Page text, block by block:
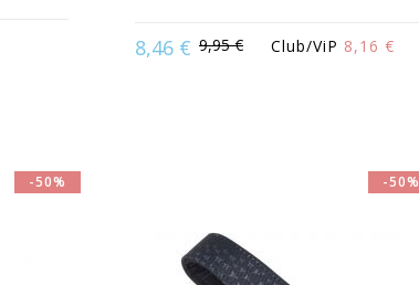
8,46 € 9,95 € Club/ViP 8,16 €
-50% -50%